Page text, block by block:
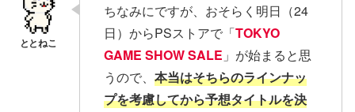
ちなみにですが、おそらく明日（24
日）からPSストアで「TOKYO
GAME SHOW SALE 」が始まると思
うので、 本当はそちらのラインナッ
プを考慮してから予想タイトルを決